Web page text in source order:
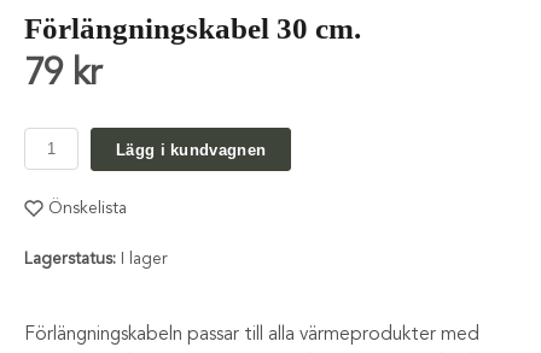
Förlängningskabel 30 cm.
79 kr
Lägg i kundvagnen
Önskelista
Lagerstatus: I lager
Förlängningskabeln passar till alla värmeprodukter med